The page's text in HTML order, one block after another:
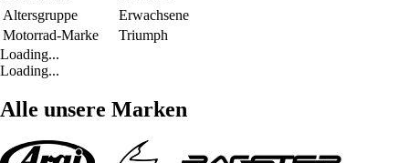
Altersgruppe
Erwachsene
Motorrad-Marke
Triumph
Loading...
Loading...
Alle unsere Marken